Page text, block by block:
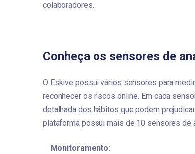
colaboradores.
Conheça os sensores de
O Eskive possui vários sensores para
reconhecer os riscos online. Em cada
detalhada dos hábitos que podem
plataforma possui mais de 10 sensores
Monitoramento: